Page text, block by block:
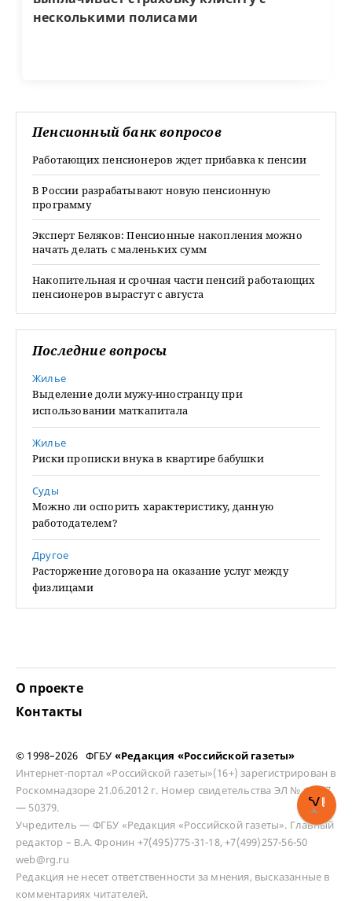
несколькими полисами
Пенсионный банк вопросов
Работающих пенсионеров ждет прибавка к пенсии
В России разрабатывают новую пенсионную
программу
Эксперт Беляков: Пенсионные накопления можно
начать делать с маленьких сумм
Накопительная и срочная части пенсий работающих
пенсионеров вырастут с августа
Последние вопросы
Жилье
Выделение доли мужу-иностранцу при
использовании маткапитала
Жилье
Риски прописки внука в квартире бабушки
Суды
Можно ли оспорить характеристику, данную
работодателем?
Другое
Расторжение договора на оказание услуг между
физлицами
О проекте
Контакты
© 1998–2026 ФГБУ «Редакция «Российской газеты»
Интернет-портал «Российской газеты»(16+) зарегистрирован в
Роскомнадзоре 21.06.2012 г. Номер свидетельства ЭЛ № ФС 77
— 50379.
Учредитель — ФГБУ «Редакция «Российской газеты». Главный
редактор – В.А. Фронин +7(495)775-31-18, +7(499)257-56-50
web@rg.ru
Редакция не несет ответственности за мнения, высказанные в
комментариях читателей.